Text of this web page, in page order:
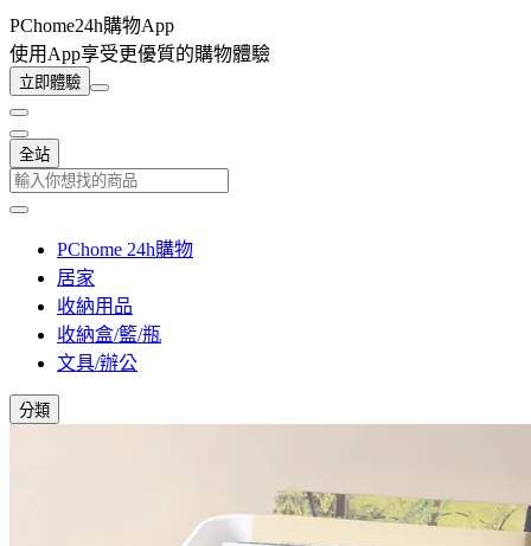
PChome24h購物App
使用App享受更優質的購物體驗
立即體驗
全站
PChome 24h購物
居家
收納用品
收納盒/籃/瓶
文具/辦公
分類